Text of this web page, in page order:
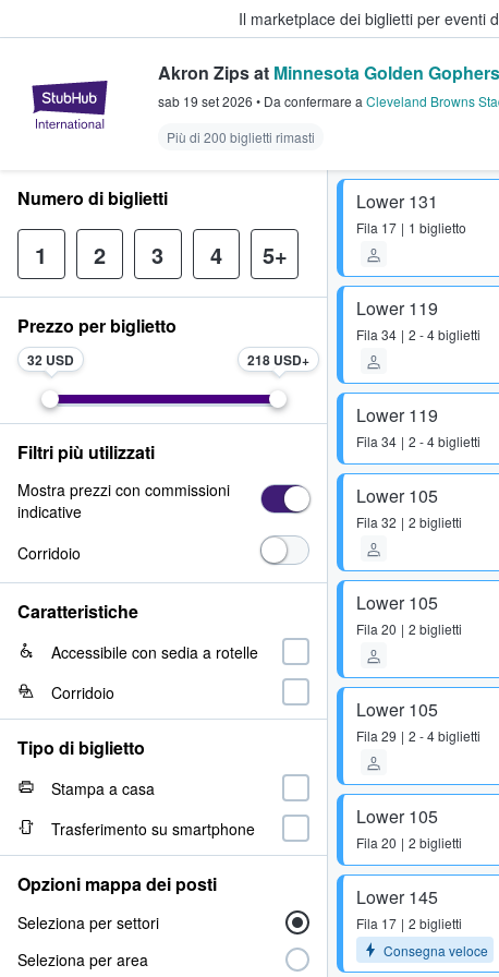
Il marketplace dei biglietti per eventi
StubHub - Dove i fan comprano e
Akron Zips at Minnesota Golden Gophers
sab 19 set 2026 • Da confermare a Cleveland Browns
Più di 200 biglietti rimasti
Lower 131
Fila 17 1 biglietto
Lower 119
Fila 34 2 - 4 biglietti
Lower 119
Fila 34 2 - 4 biglietti
Lower 105
Fila 32 2 biglietti
Lower 105
Fila 20 2 biglietti
Lower 105
Fila 29 2 - 4 biglietti
Lower 105
Fila 20 2 biglietti
Lower 145
Fila 17
2 biglietti
Consegna veloce
Numero di biglietti
1 2 3 4 5+
Prezzo per biglietto
32 USD 218 USD
Filtri più utilizzati
Mostra prezzi con commissioni
indicative
Corridoio
Caratteristiche
Accessibile con sedia a rotelle
Corridoio
Tipo di biglietto
Stampa a casa
Trasferimento su smartphone
Opzioni mappa dei posti
Seleziona per settori
Seleziona per area